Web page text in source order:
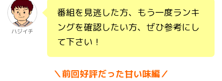
ハジイチ
番組を見逃した方、もう一度ランキ
ングを確認したい方、ぜひ参考にし
て下さい！
＼前回好評だった甘い味編／